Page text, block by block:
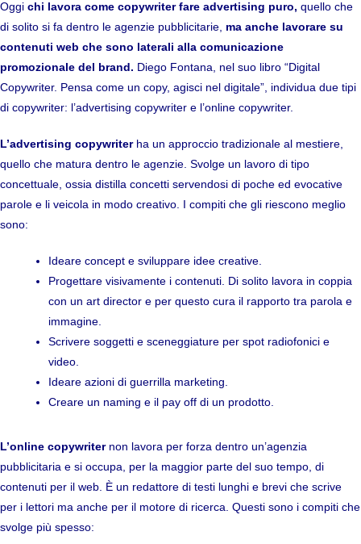
Oggi chi lavora come copywriter fare advertising puro, quello che
di solito si fa dentro le agenzie pubblicitarie, ma anche lavorare su
contenuti web che sono laterali alla comunicazione
promozionale del brand. Diego Fontana, nel suo libro “Digital
Copywriter. Pensa come un copy, agisci nel digitale”, individua due tipi
di copywriter: l’advertising copywriter e l’online copywriter.
L’advertising copywriterha un approccio tradizionale al mestiere,
quello che matura dentro le agenzie. Svolge un lavoro di tipo
concettuale, ossia distilla concetti servendosi di poche ed evocative
parole e li veicola in modo creativo. I compiti che gli riescono meglio
sono:
Ideare concept e sviluppare idee creative.
Progettare visivamente i contenuti. Di solito lavora in coppia
con un art director e per questo cura il rapporto tra parola e
immagine.
Scrivere soggetti e sceneggiature per spot radiofonici e
video.
Ideare azioni di guerrilla marketing.
Creare un naming e il pay off di un prodotto.
L’online copywriternon lavora per forza dentro un’agenzia
pubblicitaria e si occupa, per la maggior parte del suo tempo, di
contenuti per il web. È un redattore di testi lunghi e brevi che scrive
per i lettori ma anche per il motore di ricerca. Questi sono i compiti che
svolge più spesso: